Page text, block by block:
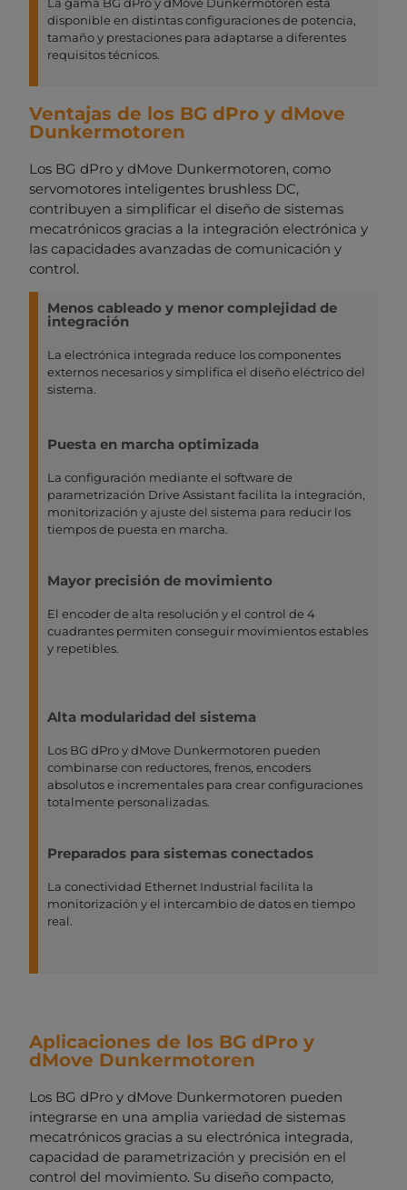
La gama BG dPro y dMove Dunkermotoren está
disponible en distintas configuraciones de potencia,
tamaño y prestaciones para adaptarse a diferentes
requisitos técnicos.
Ventajas de los BG dPro y dMove
Dunkermotoren
Los BG dPro y dMove Dunkermotoren, como
servomotores inteligentes brushless DC,
contribuyen a simplificar el diseño de sistemas
mecatrónicos gracias a la integración electrónica y
las capacidades avanzadas de comunicación y
control.
Menos cableado y menor complejidad de
integración
La electrónica integrada reduce los componentes
externos necesarios y simplifica el diseño eléctrico del
sistema.
Puesta en marcha optimizada
La configuración mediante el software de
parametrización Drive Assistant facilita la integración,
monitorización y ajuste del sistema para reducir los
tiempos de puesta en marcha.
Mayor precisión de movimiento
El encoder de alta resolución y el control de 4
cuadrantes permiten conseguir movimientos estables
y repetibles.
Alta modularidad del sistema
Los BG dPro y dMove Dunkermotoren pueden
combinarse con reductores, frenos, encoders
absolutos e incrementales para crear configuraciones
totalmente personalizadas.
Preparados para sistemas conectados
La conectividad Ethernet Industrial facilita la
monitorización y el intercambio de datos en tiempo
real.
Aplicaciones de los BG dPro y
dMove Dunkermotoren
Los BG dPro y dMove Dunkermotoren pueden
integrarse en una amplia variedad de sistemas
mecatrónicos gracias a su electrónica integrada,
capacidad de parametrización y precisión en el
control del movimiento. Su diseño compacto,